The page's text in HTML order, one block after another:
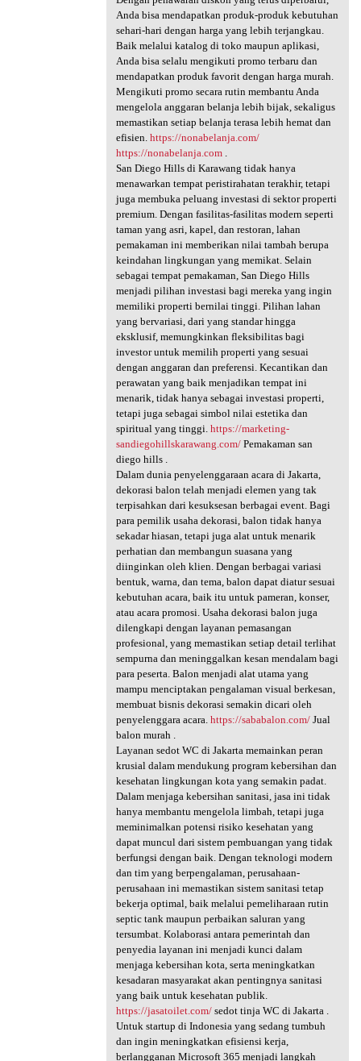
Anda bisa mendapatkan produk-produk kebutuhan
sehari-hari dengan harga yang lebih terjangkau.
Baik melalui katalog di toko maupun aplikasi,
Anda bisa selalu mengikuti promo terbaru dan
mendapatkan produk favorit dengan harga murah.
Mengikuti promo secara rutin membantu Anda
mengelola anggaran belanja lebih bijak, sekaligus
memastikan setiap belanja terasa lebih hemat dan
efisien. https://nonabelanja.com/
https://nonabelanja.com.
San Diego Hills di Karawang tidak hanya
menawarkan tempat peristirahatan terakhir, tetapi
juga membuka peluang investasi di sektor properti
premium. Dengan fasilitas-fasilitas modern seperti
taman yang asri, kapel, dan restoran, lahan
pemakaman ini memberikan nilai tambah berupa
keindahan lingkungan yang memikat. Selain
sebagai tempat pemakaman, San Diego Hills
menjadi pilihan investasi bagi mereka yang ingin
memiliki properti bernilai tinggi. Pilihan lahan
yang bervariasi, dari yang standar hingga
eksklusif, memungkinkan fleksibilitas bagi
investor untuk memilih properti yang sesuai
dengan anggaran dan preferensi. Kecantikan dan
perawatan yang baik menjadikan tempat ini
menarik, tidak hanya sebagai investasi properti,
tetapi juga sebagai simbol nilai estetika dan
spiritual yang tinggi. https://marketing-
sandiegohillskarawang.com/Pemakaman san
diego hills .
Dalam dunia penyelenggaraan acara di Jakarta,
dekorasi balon telah menjadi elemen yang tak
terpisahkan dari kesuksesan berbagai event. Bagi
para pemilik usaha dekorasi, balon tidak hanya
sekadar hiasan, tetapi juga alat untuk menarik
perhatian dan membangun suasana yang
diinginkan oleh klien. Dengan berbagai variasi
bentuk, warna, dan tema, balon dapat diatur sesuai
kebutuhan acara, baik itu untuk pameran, konser,
atau acara promosi. Usaha dekorasi balon juga
dilengkapi dengan layanan pemasangan
profesional, yang memastikan setiap detail terlihat
sempurna dan meninggalkan kesan mendalam bagi
para peserta. Balon menjadi alat utama yang
mampu menciptakan pengalaman visual berkesan,
membuat bisnis dekorasi semakin dicari oleh
penyelenggara acara. https://sababalon.com/Jual
balon murah .
Layanan sedot WC di Jakarta memainkan peran
krusial dalam mendukung program kebersihan dan
kesehatan lingkungan kota yang semakin padat.
Dalam menjaga kebersihan sanitasi, jasa ini tidak
hanya membantu mengelola limbah, tetapi juga
meminimalkan potensi risiko kesehatan yang
dapat muncul dari sistem pembuangan yang tidak
berfungsi dengan baik. Dengan teknologi modern
dan tim yang berpengalaman, perusahaan-
perusahaan ini memastikan sistem sanitasi tetap
bekerja optimal, baik melalui pemeliharaan rutin
septic tank maupun perbaikan saluran yang
tersumbat. Kolaborasi antara pemerintah dan
penyedia layanan ini menjadi kunci dalam
menjaga kebersihan kota, serta meningkatkan
kesadaran masyarakat akan pentingnya sanitasi
yang baik untuk kesehatan publik.
https://jasatoilet.com/sedot tinja WC di Jakarta .
Untuk startup di Indonesia yang sedang tumbuh
dan ingin meningkatkan efisiensi kerja,
berlangganan Microsoft 365 menjadi langkah